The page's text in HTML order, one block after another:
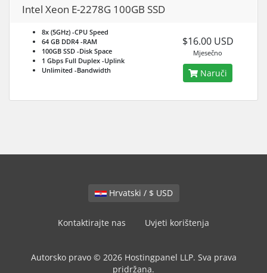
Intel Xeon E-2278G 100GB SSD
8x (5GHz) -CPU Speed
64 GB DDR4 -RAM
100GB SSD -Disk Space
1 Gbps Full Duplex -Uplink
Unlimited -Bandwidth
$16.00 USD
Mjesečno
Naruči
Hrvatski / $ USD
Kontaktirajte nas Uvjeti korištenja
Autorsko pravo © 2026 Hostingpanel LLP. Sva prava
pridržana.